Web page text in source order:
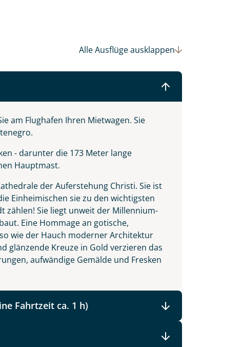
Alle Ausflügeausklappen
am Flughafen Ihren Mietwagen. Sie
- darunter die 173 Meter lange
Hauptmast.
der Auferstehung Christi. Sie ist
Einheimischen sie zu den wichtigsten
Sie liegt unweit der Millennium-
Eine Hommage an gotische,
wie der Hauch moderner Architektur
glänzende Kreuze in Gold verzieren das
aufwändige Gemälde und Fresken
Fahrtzeit ca. 1 h)
Ihre Wunschtermine für die Reise
gestalten wir Ihre